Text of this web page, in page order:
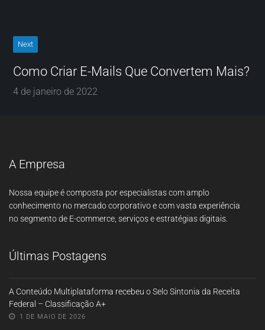
Next
Como Criar E-Mails Que Convertem Mais?
4 de janeiro de 2022
A Empresa
Nossa equipe é composta por especialistas com amplo
conhecimento no mercado corporativo e com vasta experiência
no segmento de E-commerce, serviços e estratégias digitais.
Últimas Postagens
A Conteúdo Multiplataforma recebeu o Selo Sintonia da Receita
Federal – Classificação A+
1 DE MAIO DE 2026